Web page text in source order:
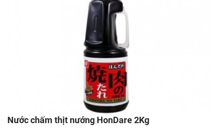
Nước chấm thịt nướng HonDare 2Kg